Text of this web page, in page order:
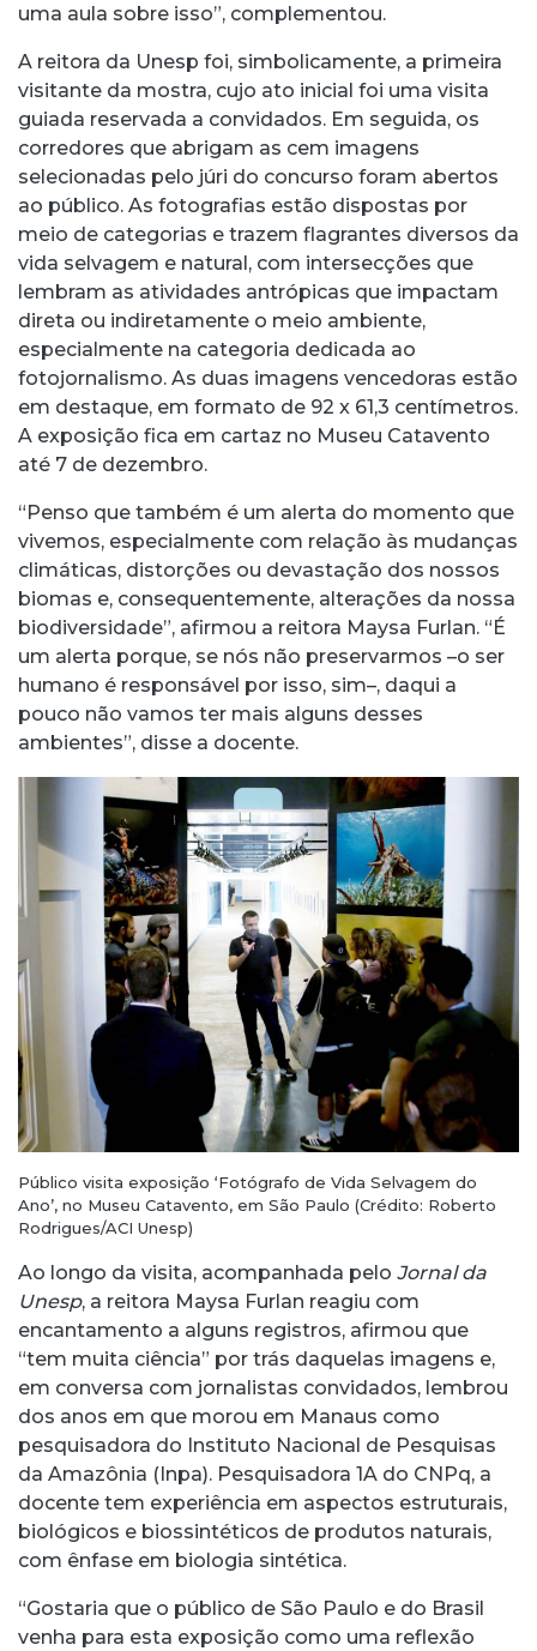
uma aula sobre isso”, complementou.
A reitora da Unesp foi, simbolicamente, a primeira
visitante da mostra, cujo ato inicial foi uma visita
guiada reservada a convidados. Em seguida, os
corredores que abrigam as cem imagens
selecionadas pelo júri do concurso foram abertos
ao público. As fotografias estão dispostas por
meio de categorias e trazem flagrantes diversos da
vida selvagem e natural, com intersecções que
lembram as atividades antrópicas que impactam
direta ou indiretamente o meio ambiente,
especialmente na categoria dedicada ao
fotojornalismo. As duas imagens vencedoras estão
em destaque, em formato de 92 x 61,3 centímetros.
A exposição fica em cartaz no Museu Catavento
até 7 de dezembro.
“Penso que também é um alerta do momento que
vivemos, especialmente com relação às mudanças
climáticas, distorções ou devastação dos nossos
biomas e, consequentemente, alterações da nossa
biodiversidade”, afirmou a reitora Maysa Furlan. “É
um alerta porque, se nós não preservarmos –o ser
humano é responsável por isso, sim–, daqui a
pouco não vamos ter mais alguns desses
ambientes”, disse a docente.
Público visita exposição ‘Fotógrafo de Vida Selvagem do
Ano’, no Museu Catavento, em São Paulo (Crédito: Roberto
Rodrigues/ACI Unesp)
Ao longo da visita, acompanhada pelo Jornal da
Unesp, a reitora Maysa Furlan reagiu com
encantamento a alguns registros, afirmou que
“tem muita ciência” por trás daquelas imagens e,
em conversa com jornalistas convidados, lembrou
dos anos em que morou em Manaus como
pesquisadora do Instituto Nacional de Pesquisas
da Amazônia (Inpa). Pesquisadora 1A do CNPq, a
docente tem experiência em aspectos estruturais,
biológicos e biossintéticos de produtos naturais,
com ênfase em biologia sintética.
“Gostaria que o público de São Paulo e do Brasil
venha para esta exposição como uma reflexão